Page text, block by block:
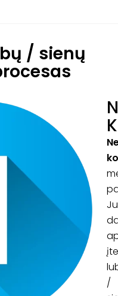
/ sienų
/